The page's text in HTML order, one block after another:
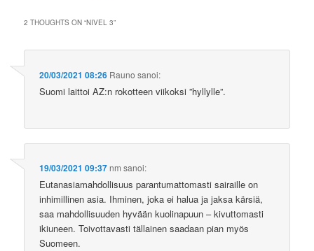
2 THOUGHTS ON “NIVEL 3”
20/03/2021 08:26 Rauno sanoi:
Suomi laittoi AZ:n rokotteen viikoksi ”hyllylle”.
19/03/2021 09:37nm sanoi:
Eutanasiamahdollisuus parantumattomasti sairaille on
inhimillinen asia. Ihminen, joka ei halua ja jaksa kärsiä,
saa mahdollisuuden hyvään kuolinapuun – kivuttomasti
ikiuneen. Toivottavasti tällainen saadaan pian myös
Suomeen.